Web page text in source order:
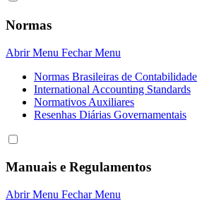
Normas
Abrir Menu Fechar Menu
Normas Brasileiras de Contabilidade
International Accounting Standards
Normativos Auxiliares
Resenhas Diárias Governamentais
Manuais e Regulamentos
Abrir Menu Fechar Menu